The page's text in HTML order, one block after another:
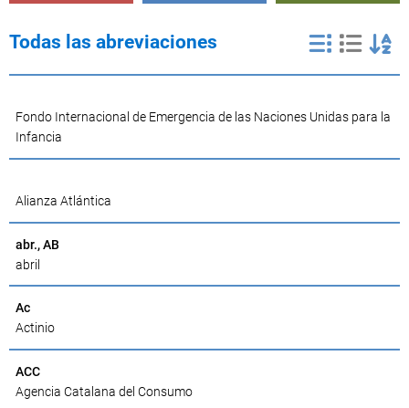
Todas las abreviaciones
Fondo Internacional de Emergencia de las Naciones Unidas para la
Infancia
Alianza Atlántica
abr., AB
abril
Ac
Actinio
ACC
Agencia Catalana del Consumo